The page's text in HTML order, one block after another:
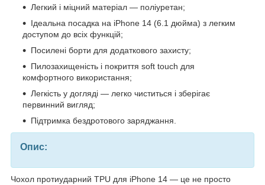
Легкий і міцний матеріал — поліуретан;
Ідеальна посадка на iPhone 14 (6.1 дюйма) з легким
доступом до всіх функцій;
Посилені борти для додаткового захисту;
Пилозахищеність і покриття soft touch для
комфортного використання;
Легкість у догляді — легко чиститься і зберігає
первинний вигляд;
Підтримка бездротового заряджання.
Опис:
Чохол протиударний TPU для iPhone 14 — це не просто